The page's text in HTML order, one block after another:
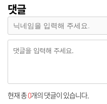
댓글
현재 총0개의 댓글이 있습니다.